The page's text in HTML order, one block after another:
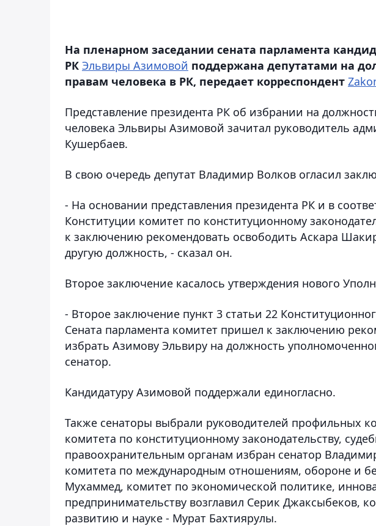
На пленарном заседании сената парламента
РК Эльвиры Азимовой поддержана депутатами на
правам человека в РК, передает корреспондент
Представление президента РК об избрании на
человека Эльвиры Азимовой зачитал руководитель
Кушербаев.
В свою очередь депутат Владимир Волков огласил
- На основании представления президента РК и в
Конституции комитет по конституционному
к заключению рекомендовать освободить Аскара
другую должность, - сказал он.
Второе заключение касалось утверждения нового
- Второе заключение пункт 3 статьи 22
Сената парламента комитет пришел к заключению
избрать Азимову Эльвиру на должность
сенатор.
Кандидатуру Азимовой поддержали единогласно.
Также сенаторы выбрали руководителей профильных
комитета по конституционному законодательству,
правоохранительным органам избран сенатор
комитета по международным отношениям, обороне и
Мухаммед, комитет по экономической политике,
предпринимательству возглавил Серик Джаксыбеков,
развитию и науке - Мурат Бахтиярулы.